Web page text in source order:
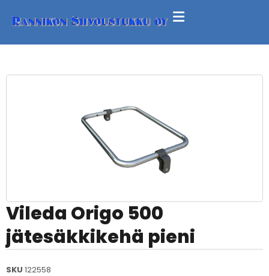
Vileda Origo 500
jätesäkkikehä pieni
SKU 122558